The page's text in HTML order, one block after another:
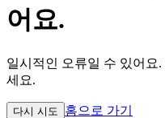
어요.
일시적인 오류일 수 있어요.
세요.
다시 시도 홈으로 가기